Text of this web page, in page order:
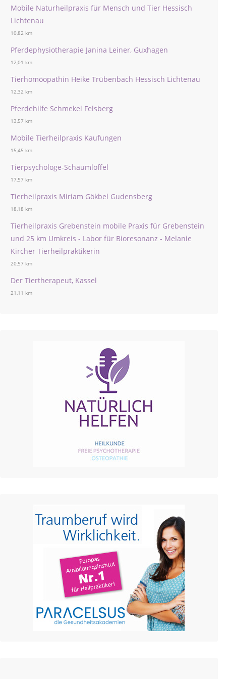
Mobile Naturheilpraxis für Mensch und Tier Hessisch
Lichtenau
10,82 km
Pferdephysiotherapie Janina Leiner, Guxhagen
12,01 km
Tierhomöopathin Heike Trübenbach Hessisch Lichtenau
12,32 km
Pferdehilfe Schmekel Felsberg
13,57 km
Mobile Tierheilpraxis Kaufungen
15,45 km
Tierpsychologe-Schaumlöffel
17,57 km
Tierheilpraxis Miriam Gökbel Gudensberg
18,18 km
Tierheilpraxis Grebenstein mobile Praxis für Grebenstein
und 25 km Umkreis - Labor für Bioresonanz - Melanie
Kircher Tierheilpraktikerin
20,57 km
Der Tiertherapeut, Kassel
21,11 km